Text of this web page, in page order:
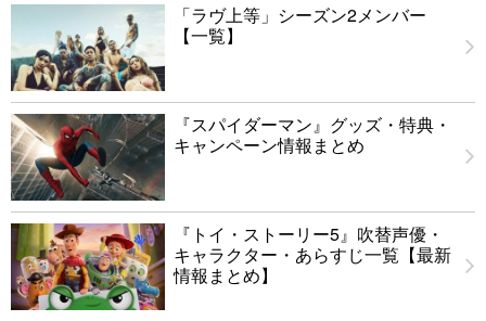
「ラヴ上等」シーズン2メンバー
【一覧】
『スパイダーマン』グッズ・特典・
キャンペーン情報まとめ
『トイ・ストーリー5』吹替声優・
キャラクター・あらすじ一覧【最新
情報まとめ】